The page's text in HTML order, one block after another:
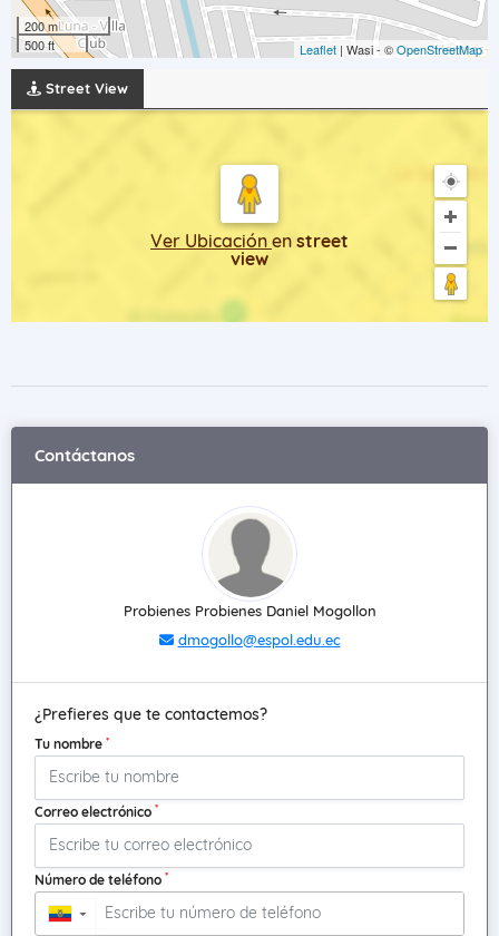
200 m
500 ft
Leaflet | Wasi - ©OpenStreetMap
Street View
Ver Ubicación en street
view
Contáctanos
Probienes Probienes Daniel Mogollon
dmogollo@espol.edu.ec
¿Prefieres que te contactemos?
Tu nombre *
Correo electrónico *
Número de teléfono *
▼